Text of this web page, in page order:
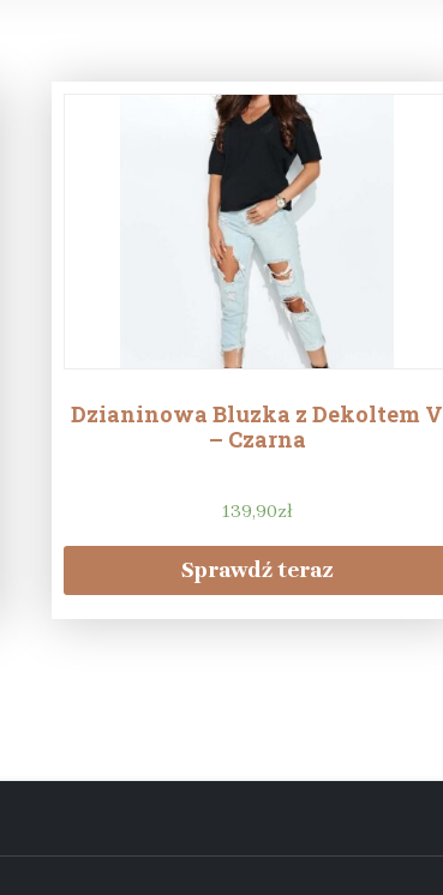
Dzianinowa Bluzka z Dekoltem V
– Czarna
139,90zł
Sprawdź teraz